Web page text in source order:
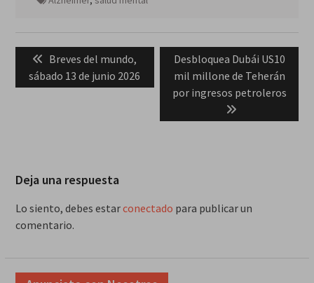
Navegación
entradas
Previous
post:
Breves del mundo,
sábado 13 de junio 2026
Next
post:
Desbloquea Dubái US10
mil millone de Teherán
por ingresos petroleros
Deja una respuesta
Lo siento, debes estarconectado para publicar un
comentario.